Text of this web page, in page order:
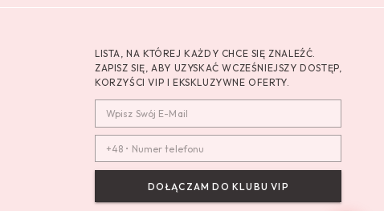
LISTA, NA KTÓREJ KAŻDY CHCE SIĘ ZNALEŹĆ.
ZAPISZ SIĘ, ABY UZYSKAĆ WCZEŚNIEJSZY DOSTĘP,
KORZYŚCI VIP I EKSKLUZYWNE OFERTY.
DOŁĄCZAM DO KLUBU VIP